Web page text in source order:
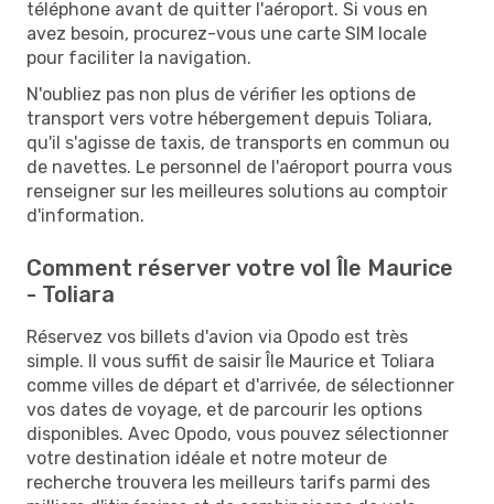
téléphone avant de quitter l'aéroport. Si vous en
avez besoin, procurez-vous une carte SIM locale
pour faciliter la navigation.
N'oubliez pas non plus de vérifier les options de
transport vers votre hébergement depuis Toliara,
qu'il s'agisse de taxis, de transports en commun ou
de navettes. Le personnel de l'aéroport pourra vous
renseigner sur les meilleures solutions au comptoir
d'information.
Comment réserver votre vol Île Maurice
- Toliara
Réservez vos billets d'avion via Opodo est très
simple. Il vous suffit de saisir Île Maurice et Toliara
comme villes de départ et d'arrivée, de sélectionner
vos dates de voyage, et de parcourir les options
disponibles. Avec Opodo, vous pouvez sélectionner
votre destination idéale et notre moteur de
recherche trouvera les meilleurs tarifs parmi des